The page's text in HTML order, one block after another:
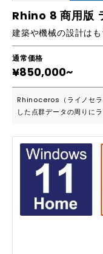
Rhino 8 商用版
通常価格
¥850,000~
Rhinoceros（ライノセラ
した点群データの周りに
り、粘土をこねるように
す。またMac版の動作
ーは再検討の価値ありです。 ■こんな方におすすめです ・3D-
数ライセンスが必要とな
入を検討されている会社
ンタの導入を検討されて
acユーザー様 ・フリー
ののデザインや解析に活
別なハードウェアは必要な